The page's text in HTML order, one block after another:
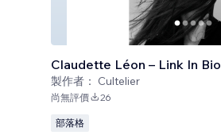
Claudette Léon – Link In Bio
製作者： Cultelier
尚無評價 26
部落格